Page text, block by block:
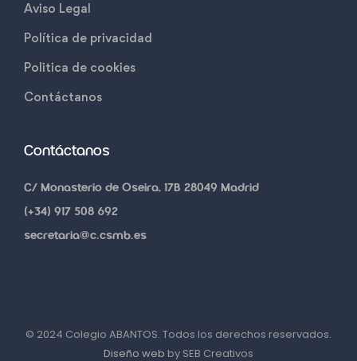
Aviso Legal
Política de privacidad
Politica de cookies
Contáctanos
Contáctanos
C/ Monasterio de Oseira, 17B 28049 Madrid
(+34) 917 508 692
secretaria@c.csmb.es
© 2024 Colegio ABANTOS. Todos los derechos reservados.
Diseño web by SEB Creativos